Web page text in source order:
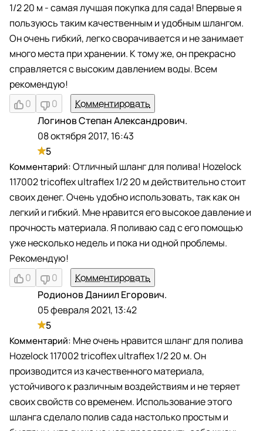
1/2 20 м - самая лучшая покупка для сада! Впервые я
пользуюсь таким качественным и удобным шлангом.
Он очень гибкий, легко сворачивается и не занимает
много места при хранении. К тому же, он прекрасно
справляется с высоким давлением воды. Всем
рекомендую!
0
0 Комментировать
Логинов Степан Александрович.
08 октября 2017, 16:43
5
Отличный шланг для полива! Hozelock
117002 tricoflex ultraflex 1/2 20 м действительно стоит
своих денег. Очень удобно использовать, так как он
легкий и гибкий. Мне нравится его высокое давление и
прочность материала. Я поливаю сад с его помощью
уже несколько недель и пока ни одной проблемы.
Рекомендую!
0
0 Комментировать
Родионов Даниил Егорович.
05 февраля 2021, 13:42
5
Мне очень нравится шланг для полива
Hozelock 117002 tricoflex ultraflex 1/2 20 м. Он
производится из качественного материала,
устойчивого к различным воздействиям и не теряет
своих свойств со временем. Использование этого
шланга сделало полив сада настолько простым и